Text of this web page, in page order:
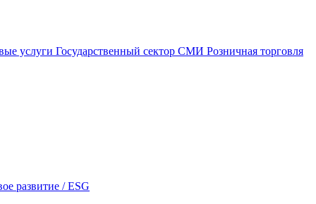
услуги Государственный сектор СМИ Розничная торговля
развитие / ESG